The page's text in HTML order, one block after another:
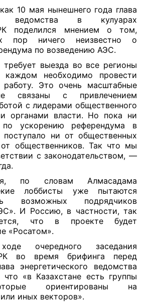
10 мая нынешнего года глава
ведомства в кулуарах
поделился мнением о том,
пор ничего неизвестно о
по возведению АЭС.
выезда во все регионы
необходимо провести
работу. Это очень масштабные
связаны с привлечением
с лидерами общественного
органами власти. Но пока ни
по ускорению референдума в
поступало ни от общественных
общественников. Так что мы
с законодательством, —
по словам Алмасадама
лоббисты уже пытаются
возможных подрядчиков
И Россию, в частности, так
что в проекте будет
«Росатом».
очередного заседания
РК во время брифинга перед
энергетического ведомства
«в Казахстане есть группы
ориентированы на
иных векторов».